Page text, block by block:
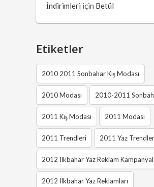
İndirimleri için Betül
Etiketler
2010 2011 Sonbahar Kış Modası
2010 Modası 2010-2011
2011 Kış Modası 2011 Modası
2011 Trendleri 2011 Yaz
2012 Ilkbahar Yaz Reklam
2012 Ilkbahar Yaz Reklamları